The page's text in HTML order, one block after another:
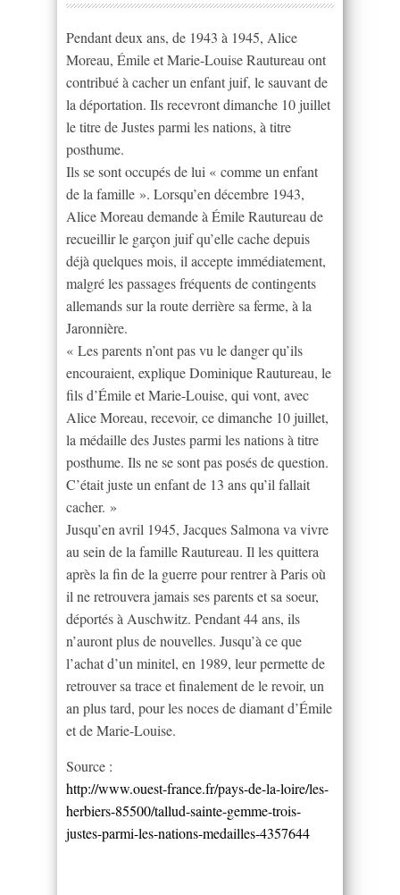
Pendant deux ans, de 1943 à 1945, Alice
Moreau, Émile et Marie-Louise Rautureau ont
contribué à cacher un enfant juif, le sauvant de
la déportation. Ils recevront dimanche 10 juillet
le titre de Justes parmi les nations, à titre
posthume.
Ils se sont occupés de lui « comme un enfant
de la famille ». Lorsqu’en décembre 1943,
Alice Moreau demande à Émile Rautureau de
recueillir le garçon juif qu’elle cache depuis
déjà quelques mois, il accepte immédiatement,
malgré les passages fréquents de contingents
allemands sur la route derrière sa ferme, à la
Jaronnière.
« Les parents n’ont pas vu le danger qu’ils
encouraient, explique Dominique Rautureau, le
fils d’Émile et Marie-Louise, qui vont, avec
Alice Moreau, recevoir, ce dimanche 10 juillet,
la médaille des Justes parmi les nations à titre
posthume. Ils ne se sont pas posés de question.
C’était juste un enfant de 13 ans qu’il fallait
cacher. »
Jusqu’en avril 1945, Jacques Salmona va vivre
au sein de la famille Rautureau. Il les quittera
après la fin de la guerre pour rentrer à Paris où
il ne retrouvera jamais ses parents et sa soeur,
déportés à Auschwitz. Pendant 44 ans, ils
n’auront plus de nouvelles. Jusqu’à ce que
l’achat d’un minitel, en 1989, leur permette de
retrouver sa trace et finalement de le revoir, un
an plus tard, pour les noces de diamant d’Émile
et de Marie-Louise.
Source :
http://www.ouest-france.fr/pays-de-la-loire/les-
herbiers-85500/tallud-sainte-gemme-trois-
justes-parmi-les-nations-medailles-4357644